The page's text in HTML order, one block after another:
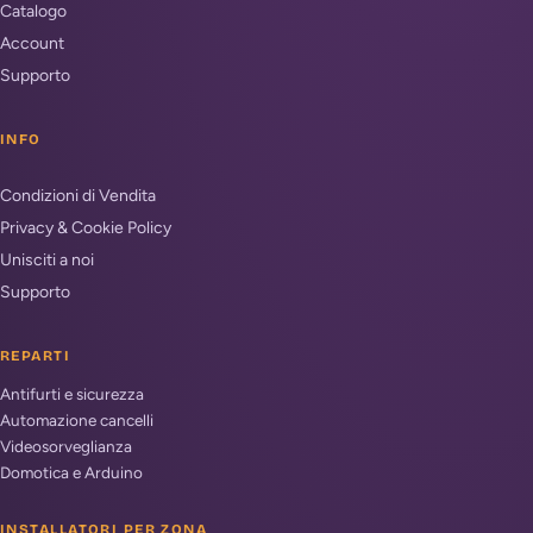
Catalogo
Account
Supporto
INFO
Condizioni di Vendita
Privacy & Cookie Policy
Unisciti a noi
Supporto
REPARTI
Antifurti e sicurezza
Automazione cancelli
Videosorveglianza
Domotica e Arduino
INSTALLATORI PER ZONA